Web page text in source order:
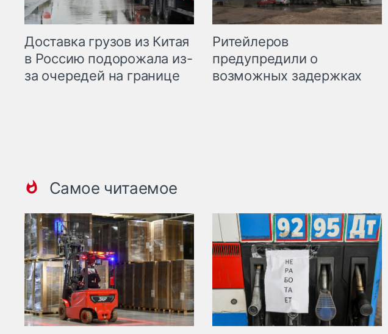
Доставка грузов из Китая
в Россию подорожала из-
за очередей на границе
Ритейлеров
предупредили о
возможных задержках
Самое читаемое